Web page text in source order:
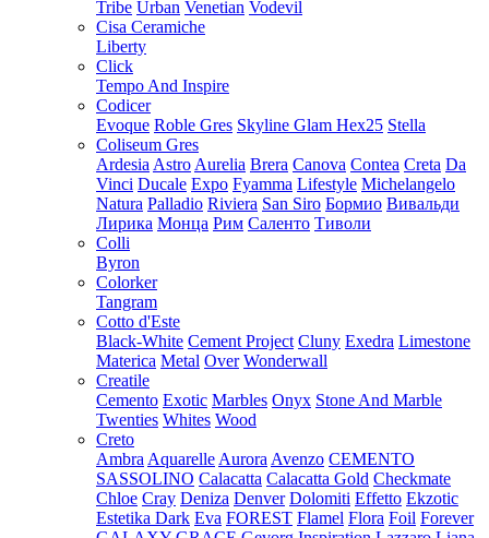
Tribe Urban Venetian Vodevil
Cisa Ceramiche
Liberty
Click
Tempo And Inspire
Codicer
Evoque Roble Gres Skyline Glam Hex25 Stella
Coliseum Gres
Ardesia Astro Aurelia Brera Canova Contea Creta Da
Vinci Ducale Expo Fyamma Lifestyle Michelangelo
Natura Palladio Riviera San Siro Бормио Вивальди
Лирика Монца Рим Саленто Тиволи
Colli
Byron
Colorker
Tangram
Cotto d'Este
Black-White Cement Project Cluny Exedra Limestone
Materica Metal Over Wonderwall
Creatile
Cemento Exotic Marbles Onyx Stone And Marble
Twenties Whites Wood
Creto
Ambra Aquarelle Aurora Avenzo CEMENTO
SASSOLINO Calacatta Calacatta Gold Checkmate
Chloe Cray Deniza Denver Dolomiti Effetto Ekzotic
Estetika Dark Eva FOREST Flamel Flora Foil Forever